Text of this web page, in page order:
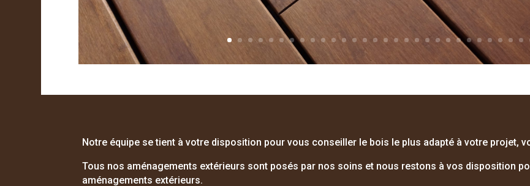
Notre équipe se tient à votre disposition pour vous conseiller le bois le plus adapté à votre projet,
Tous nos aménagements extérieurs sont posés par nos soins et nous restons à vos disposition
aménagements extérieurs.